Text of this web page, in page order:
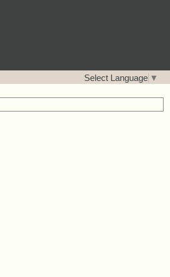
Select Language ▼